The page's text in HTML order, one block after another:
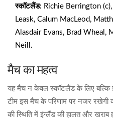
स्कॉटलैंड: Richie Berrington
Leask, Calum MacLeod,
Alasdair Evans, Brad Wheal,
Neill.
मैच का महत्व
यह मैच न केवल स्कॉटलैंड के लिए बल्कि
टीम इस मैच के परिणाम पर नजर रखेगी
की स्थिति में इंग्लैंड की हालत और खराब